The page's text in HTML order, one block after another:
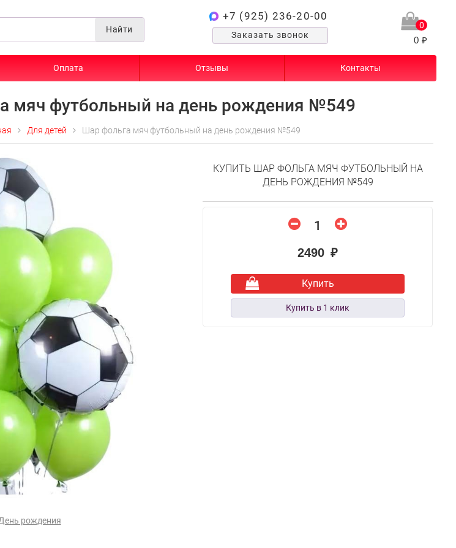
Найти
+7 (925) 236-20-00
Заказать звонок
0
0 ₽
Оплата Отзывы Контакты
мяч футбольный на день рождения №549
Для детей Шар фольга мяч футбольный на день рождения №549
рождения
КУПИТЬ ШАР ФОЛЬГА МЯЧ ФУТБОЛЬНЫЙ НА
ДЕНЬ РОЖДЕНИЯ №549
2490 ₽
Купить